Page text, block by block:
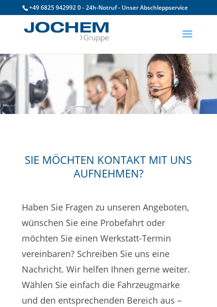
+49 6825 942992 0 - 24h-Notruf - Unser Abschleppservice
SIE MÖCHTEN KONTAKT MIT UNS
AUFNEHMEN?
Haben Sie Fragen zu unseren Angeboten,
wünschen Sie eine Probefahrt oder
möchten Sie einen Werkstatt-Termin
vereinbaren? Schreiben Sie uns eine
Nachricht. Wir helfen Ihnen gerne weiter.
Wählen Sie einfach die Fahrzeugmarke
und den entsprechenden Bereich aus –